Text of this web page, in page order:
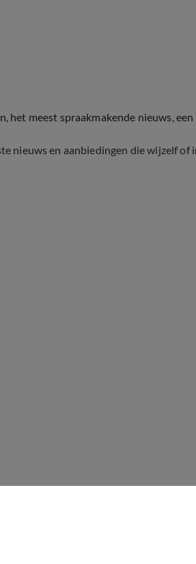
meest spraakmakende nieuws,
nieuws en aanbiedingen die wijzelf